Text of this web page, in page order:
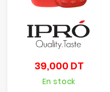
39,000 DTPrix
En stock